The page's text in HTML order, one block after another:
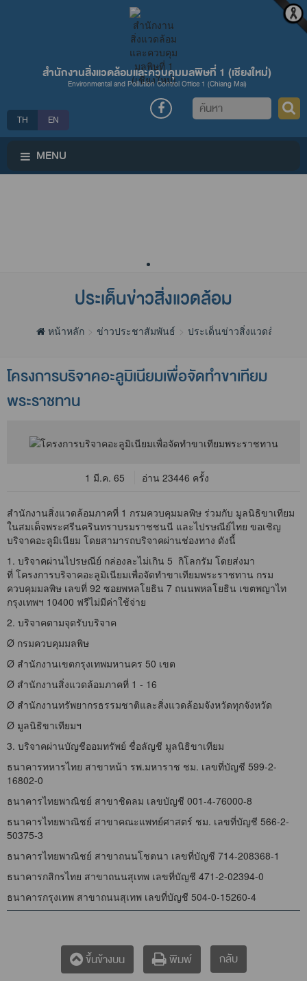
สำนักงานสิ่งแวดล้อมและควบคุมมลพิษที่ 1 (เชียงใหม่่)
Environmental and Pollution Control Office 1 (Chiang Mai)
TH EN
ค้นหา
MENU
ประเด็นข่าวสิ่งแวดล้อม
หน้าหลัก ข่าวประชาสัมพันธ์ ประเด็นข่าวสิ่งแวดล้อม
โครงการบริจาคอะลูมิเนียมเพื่อจัดทำขาเทียม
พระราชทาน
1 มี.ค. 65 อ่าน 23446 ครั้ง
สำนักงานสิ่งแวดล้อมภาคที่ 1 กรมควบคุมมลพิษ ร่วมกับ มูลนิธิขาเทียม
ในสมเด็จพระศรีนครินทราบรมราชชนนี และไปรษณีย์ไทย ขอเชิญ
บริจาคอะลูมิเนียม โดยสามารถบริจาคผ่านช่องทาง ดังนี้
1. บริจาคผ่านไปรษณีย์ กล่องละไม่เกิน 5 กิโลกรัม โดยส่งมา
ที่ โครงการบริจาคอะลูมิเนียมเพื่อจัดทำขาเทียมพระราชทาน กรม
ควบคุมมลพิษ เลขที่ 92 ซอยพหลโยธิน 7 ถนนพหลโยธิน เขตพญาไท
กรุงเทพฯ 10400 ฟรีไม่มีค่าใช้จ่าย
2. บริจาคตามจุดรับบริจาค
Ø กรมควบคุมมลพิษ
Ø สำนักงานเขตกรุงเทพมหานคร 50 เขต
Ø สำนักงานสิ่งแวดล้อมภาคที่ 1 - 16
Ø สำนักงานทรัพยากรธรรมชาติและสิ่งแวดล้อมจังหวัดทุกจังหวัด
Ø มูลนิธิขาเทียมฯ
3. บริจาคผ่านบัญชีออมทรัพย์ ชื่อลัญชี มูลนิธิขาเทียม
ธนาคารทหารไทย สาขาหน้า รพ.มหาราช ชม. เลขที่บัญชี 599-2-
16802-0
ธนาคารไทยพาณิชย์ สาขาชิดลม เลขบัญชี 001-4-76000-8
ธนาคารไทยพาณิชย์ สาขาคณะแพทย์ศาสตร์ ชม. เลขที่บัญชี 566-2-
50375-3
ธนาคารไทยพาณิชย์ สาขาถนนโชตนา เลขที่บัญชี 714-208368-1
ธนาคารกสิกรไทย สาขาถนนสุเทพ เลขที่บัญชี 471-2-02394-0
ธนาคารกรุงเทพ สาขาถนนสุเทพ เลขที่บัญชี 504-0-15260-4
ขึ้นข้างบน พิมพ์ กลับ